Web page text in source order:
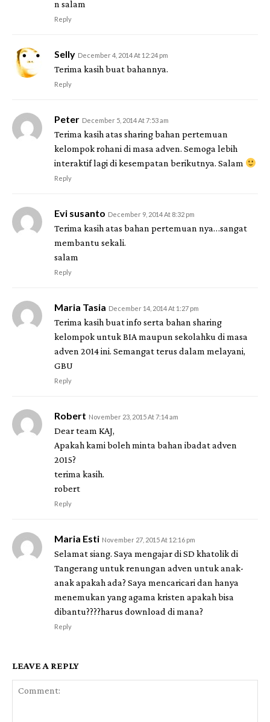
n salam
Reply
Selly December 4, 2014 At 12:24 pm
Terima kasih buat bahannya.
Reply
Peter December 5, 2014 At 7:53 am
Terima kasih atas sharing bahan pertemuan
kelompok rohani di masa adven. Semoga lebih
interaktif lagi di kesempatan berikutnya. Salam
Reply
Evi susanto December 9, 2014 At 8:32 pm
Terima kasih atas bahan pertemuan nya…sangat
membantu sekali.
salam
Reply
Maria Tasia December 14, 2014 At 1:27 pm
Terima kasih buat info serta bahan sharing
kelompok untuk BIA maupun sekolahku di masa
adven 2014 ini. Semangat terus dalam melayani,
GBU
Reply
Robert November 23, 2015 At 7:14 am
Dear team KAJ,
Apakah kami boleh minta bahan ibadat adven
2015?
terima kasih.
robert
Reply
Maria Esti November 27, 2015 At 12:16 pm
Selamat siang. Saya mengajar di SD khatolik di
Tangerang untuk renungan adven untuk anak-
anak apakah ada? Saya mencaricari dan hanya
menemukan yang agama kristen apakah bisa
dibantu????harus download di mana?
Reply
LEAVE A REPLY